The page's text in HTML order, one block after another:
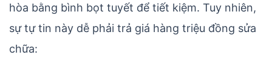
hòa bằng bình bọt tuyết để tiết kiệm. Tuy nhiên,
sự tự tin này dễ phải trả giá hàng triệu đồng sửa
chữa: